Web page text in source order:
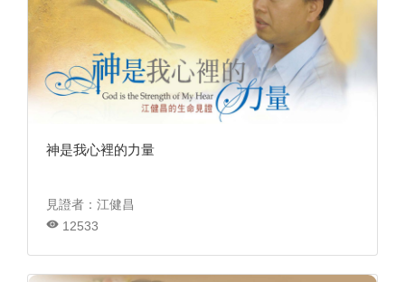
神是我心裡的力量
見證者：江健昌
12533